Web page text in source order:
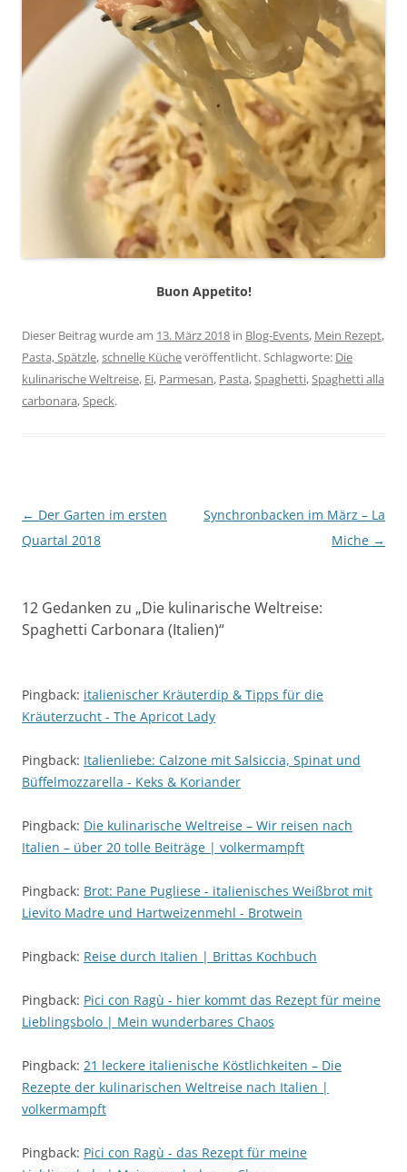
Buon Appetito!
Dieser Beitrag wurde am 13. März 2018 in Blog-Events, Mein Rezept,
Pasta, Spätzle,schnelle Kücheveröffentlicht. Schlagworte: Die
kulinarische Weltreise, Ei, Parmesan, Pasta,Spaghetti,Spaghetti alla
carbonara,Speck.
Beitragsnavigation
← Der Garten im ersten
Quartal 2018
Synchronbacken im März – La
Miche →
12 Gedanken zu „Die kulinarische Weltreise:
Spaghetti Carbonara (Italien)“
Pingback: italienischer Kräuterdip & Tipps für die
Kräuterzucht - The Apricot Lady
Pingback: Italienliebe: Calzone mit Salsiccia, Spinat und
Büffelmozzarella - Keks & Koriander
Pingback: Die kulinarische Weltreise – Wir reisen nach
Italien – über 20 tolle Beiträge | volkermampft
Pingback: Brot: Pane Pugliese - italienisches Weißbrot mit
Lievito Madre und Hartweizenmehl - Brotwein
Pingback: Reise durch Italien | Brittas Kochbuch
Pingback: Pici con Ragù - hier kommt das Rezept für meine
Lieblingsbolo | Mein wunderbares Chaos
Pingback: 21 leckere italienische Köstlichkeiten – Die
Rezepte der kulinarischen Weltreise nach Italien |
volkermampft
Pingback: Pici con Ragù - das Rezept für meine